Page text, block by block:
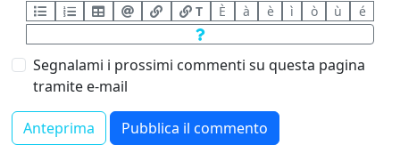
T
È à è ì ò ù é
Segnalami i prossimi commenti su questa pagina
tramite e-mail